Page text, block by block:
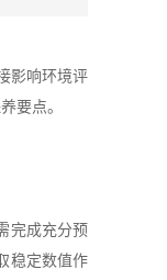
影响环境评
要点。
完成充分预
稳定数值作